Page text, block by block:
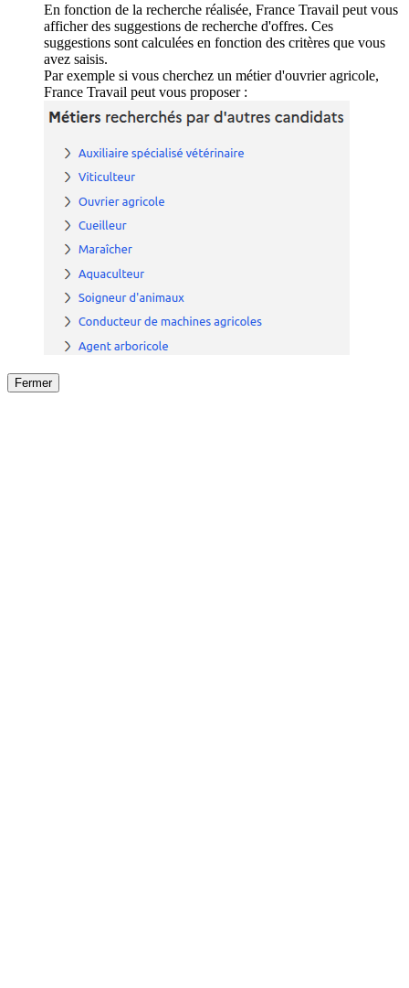
En fonction de la recherche réalisée, France Travail peut vous
afficher des suggestions de recherche d'offres. Ces
suggestions sont calculées en fonction des critères que vous
avez saisis.
Par exemple si vous cherchez un métier d'ouvrier agricole,
France Travail peut vous proposer :
Fermer